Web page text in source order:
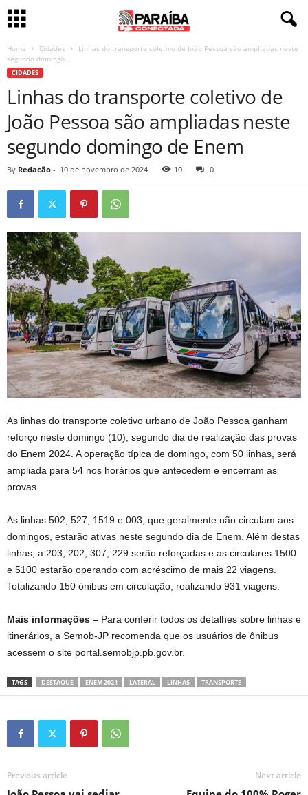
Home Cidades
Linhas do transporte coletivo de João Pessoa são ampliadas neste
segundo domingo...
CIDADES
Linhas do transporte coletivo de
João Pessoa são ampliadas neste
segundo domingo de Enem
By Redacão - 10 de novembro de 2024 10 0
As linhas do transporte coletivo urbano de João Pessoa ganham
reforço neste domingo (10), segundo dia de realização das provas
do Enem 2024. A operação típica de domingo, com 50 linhas, será
ampliada para 54 nos horários que antecedem e encerram as
provas.
As linhas 502, 527, 1519 e 003, que geralmente não circulam aos
domingos, estarão ativas neste segundo dia de Enem. Além destas
linhas, a 203, 202, 307, 229 serão reforçadas e as circulares 1500
e 5100 estarão operando com acréscimo de mais 22 viagens.
Totalizando 150 ônibus em circulação, realizando 931 viagens.
Mais informações – Para conferir todos os detalhes sobre linhas e
itinerários, a Semob-JP recomenda que os usuários de ônibus
acessem o site portal.semobjp.pb.gov.br.
TAGS DESTAQUE ENEM 2024 LATERAL LINHAS TRANSPORTE
Previous article Next article